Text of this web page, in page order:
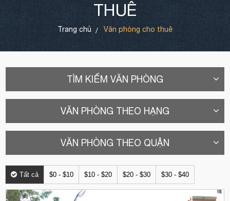
THUÊ
Trang chủ Văn phòng cho thuê
TÌM KIẾM VĂN PHÒNG
VĂN PHÒNG THEO HẠNG
VĂN PHÒNG THEO QUẬN
Tất cả $0 - $10 $10 - $20 $20 - $30 $30 - $40